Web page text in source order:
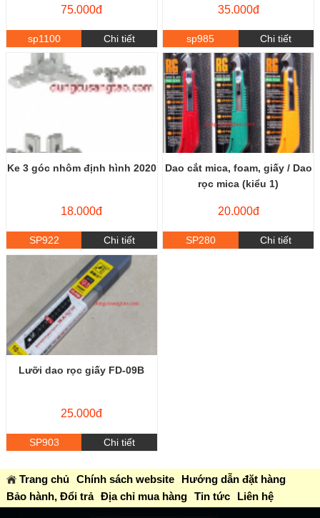
75.000đ
sp1100 Chi tiết
35.000đ
sp985 Chi tiết
Ke 3 góc nhôm định hình 2020
18.000đ
SP922 Chi tiết
Dao cắt mica, foam, giấy / Dao
rọc mica (kiểu 1)
20.000đ
SP280 Chi tiết
Lưỡi dao rọc giấy FD-09B
25.000đ
SP903 Chi tiết
Trang chủ Chính sách website
Hướng dẫn đặt hàng
Bảo hành, Đổi trả Địa chỉ mua hàng Tin tức Liên hệ